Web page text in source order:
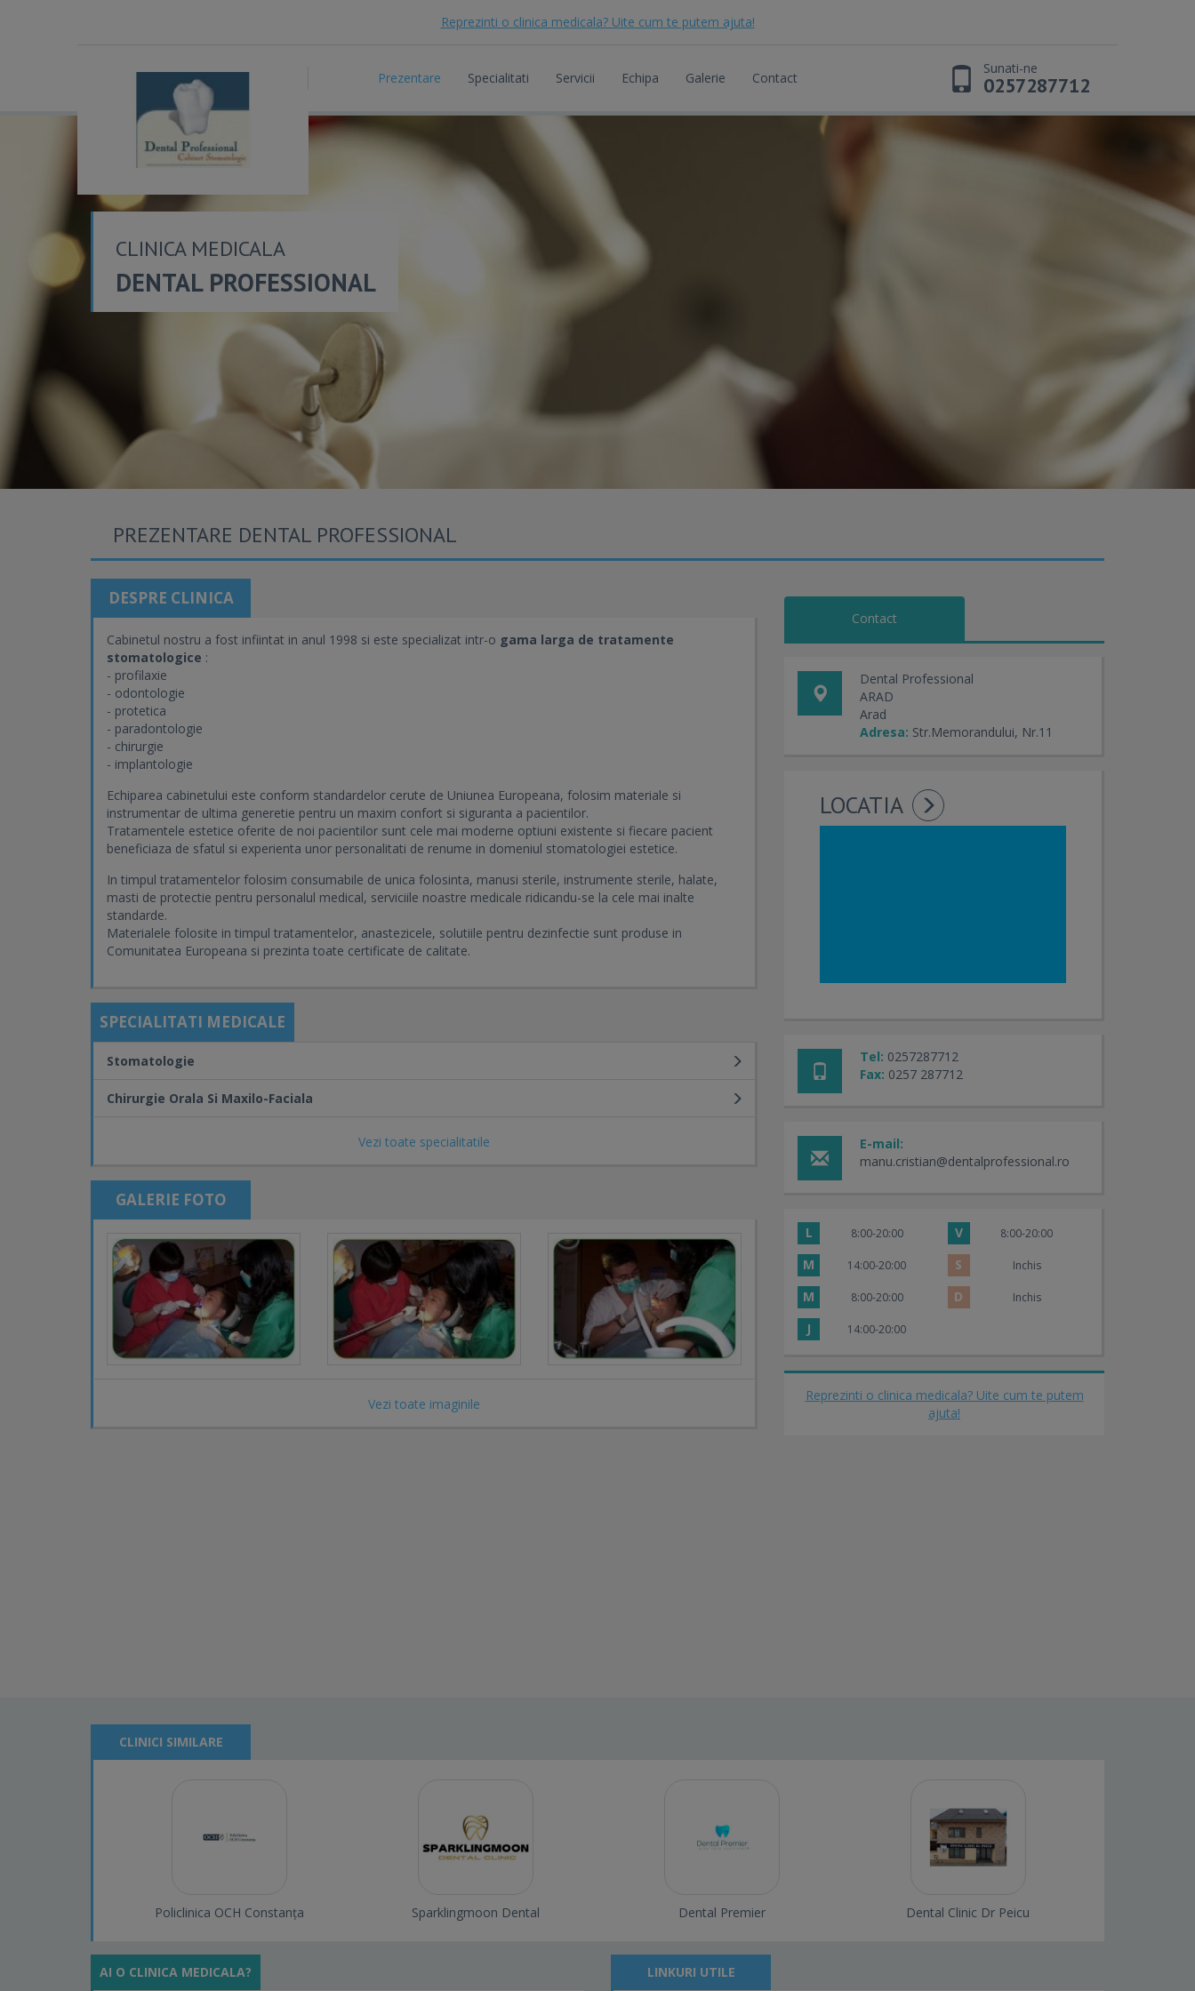
Reprezinti o clinica medicala? Uite cum te putem ajuta!
Prezentare Specialitati Servicii Echipa Galerie Contact
Sunati-ne
0257287712
CLINICA MEDICALA
DENTAL PROFESSIONAL
PREZENTARE DENTAL PROFESSIONAL
DESPRE CLINICA
Cabinetul nostru a fost infiintat in anul 1998 si este specializat intr-o gama larga de tratamente
stomatologice :
- profilaxie
- odontologie
- protetica
- paradontologie
- chirurgie
- implantologie
Echiparea cabinetului este conform standardelor cerute de Uniunea Europeana, folosim materiale si
instrumentar de ultima generetie pentru un maxim confort si siguranta a pacientilor.
Tratamentele estetice oferite de noi pacientilor sunt cele mai moderne optiuni existente si fiecare pacient
beneficiaza de sfatul si experienta unor personalitati de renume in domeniul stomatologiei estetice.
In timpul tratamentelor folosim consumabile de unica folosinta, manusi sterile, instrumente sterile, halate,
masti de protectie pentru personalul medical, serviciile noastre medicale ridicandu-se la cele mai inalte
standarde.
Materialele folosite in timpul tratamentelor, anastezicele, solutiile pentru dezinfectie sunt produse in
Comunitatea Europeana si prezinta toate certificate de calitate.
SPECIALITATI MEDICALE
Vezi toate specialitatile
Stomatologie
Chirurgie Orala Si Maxilo-Faciala
GALERIE FOTO
Vezi toate imaginile
Contact
Dental Professional
ARAD
Arad
Adresa: Str.Memorandului, Nr.11
LOCATIA
Tel: 0257287712
Fax: 0257 287712
E-mail:
manu.cristian@dentalprofessional.ro
L 8:00-20:00 V 8:00-20:00
M 14:00-20:00 S Inchis
M 8:00-20:00 D Inchis
J 14:00-20:00
Reprezinti o clinica medicala? Uite cum te putem
ajuta!
CLINICI SIMILARE
Policlinica OCH Constanța Sparklingmoon Dental Dental Premier Dental Clinic Dr Peicu
AI O CLINICA MEDICALA? LINKURI UTILE